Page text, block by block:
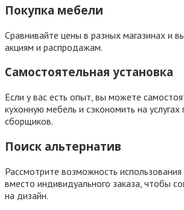
Покупка мебели
Сравнивайте цены в разных магазинах и
акциям и распродажам.
Самостоятельная установка
Если у вас есть опыт, вы можете
кухонную мебель и сэкономить на
сборщиков.
Поиск альтернатив
Рассмотрите возможность
вместо индивидуального заказа, чтобы
на дизайн.